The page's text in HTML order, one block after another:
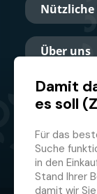
Nützliche
Über uns
Damit
es soll
Für das
Suche
in den
Stand Ihrer
damit wir